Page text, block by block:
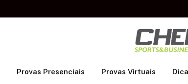
Provas Presenciais Provas Virtuais